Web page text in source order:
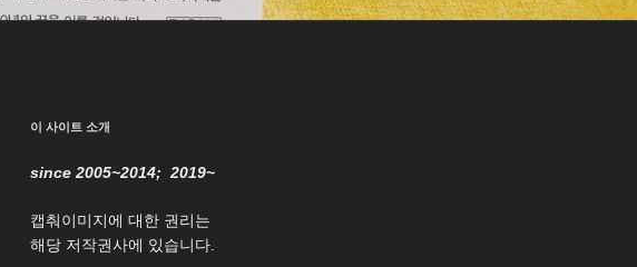
이 사이트 소개
since 2005~2014; 2019~
캡춰이미지에 대한 권리는
해당 저작권사에 있습니다.